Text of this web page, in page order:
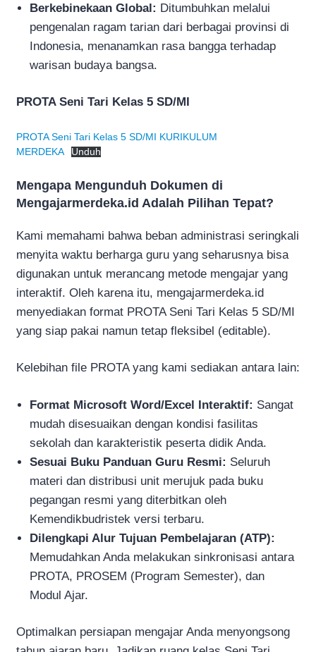
Berkebinekaan Global: Ditumbuhkan melalui
pengenalan ragam tarian dari berbagai provinsi di
Indonesia, menanamkan rasa bangga terhadap
warisan budaya bangsa.
PROTA Seni Tari Kelas 5 SD/MI
PROTA Seni Tari Kelas 5 SD/MI KURIKULUM
MERDEKA
Unduh
Mengapa Mengunduh Dokumen di
Mengajarmerdeka.id Adalah Pilihan Tepat?
Kami memahami bahwa beban administrasi seringkali
menyita waktu berharga guru yang seharusnya bisa
digunakan untuk merancang metode mengajar yang
interaktif. Oleh karena itu, mengajarmerdeka.id
menyediakan format PROTA Seni Tari Kelas 5 SD/MI
yang siap pakai namun tetap fleksibel (editable).
Kelebihan file PROTA yang kami sediakan antara lain:
Format Microsoft Word/Excel Interaktif: Sangat
mudah disesuaikan dengan kondisi fasilitas
sekolah dan karakteristik peserta didik Anda.
Sesuai Buku Panduan Guru Resmi: Seluruh
materi dan distribusi unit merujuk pada buku
pegangan resmi yang diterbitkan oleh
Kemendikbudristek versi terbaru.
Dilengkapi Alur Tujuan Pembelajaran (ATP):
Memudahkan Anda melakukan sinkronisasi antara
PROTA, PROSEM (Program Semester), dan
Modul Ajar.
Optimalkan persiapan mengajar Anda menyongsong